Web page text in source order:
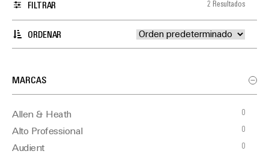
ORDENAR
FILTRAR 2 Resultados
MARCAS
Allen & Heath 0
Alto Professional 0
Audient 0